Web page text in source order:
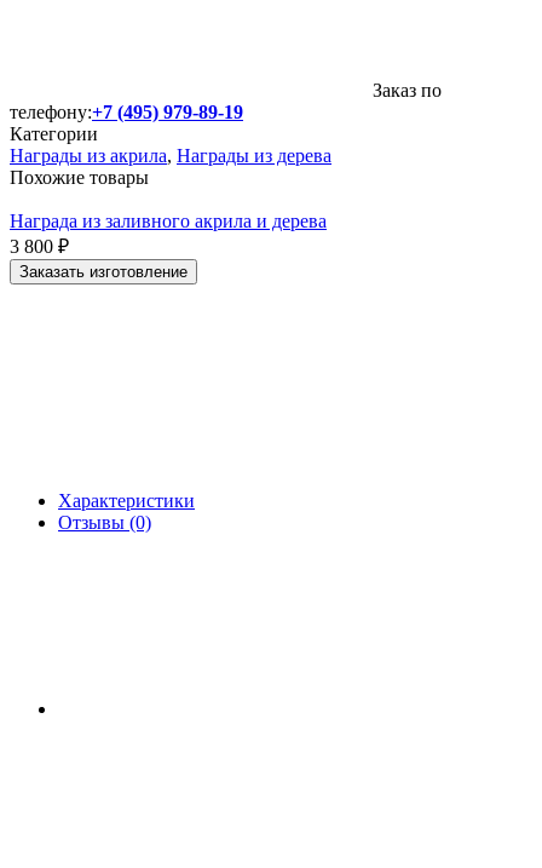
Заказ по
телефону:+7 (495) 979-89-19
Категории
Награды из акрила, Награды из дерева
Похожие товары
Награда из заливного акрила и дерева
3 800 ₽
Заказать изготовление
Характеристики
Отзывы (0)